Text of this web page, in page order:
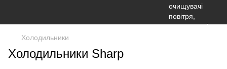
Холодильники
Холодильники Sharp